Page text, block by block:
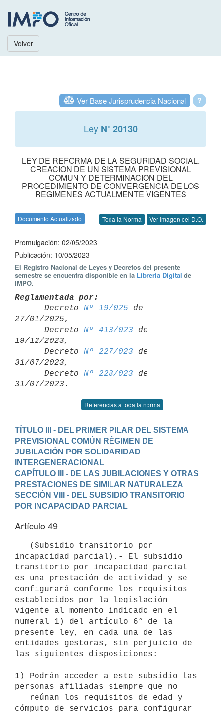
Volver
?
Ver Base Jurisprudencia Nacional
Ley N° 20130
LEY DE REFORMA DE LA SEGURIDAD SOCIAL.
CREACION DE UN SISTEMA PREVISIONAL
COMUN Y DETERMINACION DEL
PROCEDIMIENTO DE CONVERGENCIA DE LOS
REGIMENES ACTUALMENTE VIGENTES
Documento Actualizado Toda la Norma Ver Imagen del D.O.
Promulgación: 02/05/2023
Publicación: 10/05/2023
El Registro Nacional de Leyes y Decretos del presente
semestre se encuentra disponible en la Librería Digital de
IMPO.
Reglamentada por:
Decreto Nº 19/025 de
27/01/2025,
      Decreto
Nº 413/023 de
19/12/2023,
      Decreto
Nº 227/023 de
31/07/2023,
      Decreto
Nº 228/023 de
Referencias a toda la norma
TÍTULO III - DEL PRIMER PILAR DEL SISTEMA
PREVISIONAL COMÚN RÉGIMEN DE
JUBILACIÓN POR SOLIDARIDAD
INTERGENERACIONAL
CAPÍTULO III - DE LAS JUBILACIONES Y OTRAS
PRESTACIONES DE SIMILAR NATURALEZA
SECCIÓN VIII - DEL SUBSIDIO TRANSITORIO
POR INCAPACIDAD PARCIAL
Artículo 49
incapacidad parcial).- El subsidio
transitorio por incapacidad parcial
es una prestación de actividad y se
configurará conforme los requisitos
establecidos por la legislación
vigente al momento indicado en el
numeral 1) del artículo 6° de la
presente ley, en cada una de las
entidades gestoras, sin perjuicio de
las siguientes disposiciones:
1) Podrán acceder a este subsidio las
personas afiliadas siempre que no
cómputo de servicios para configurar